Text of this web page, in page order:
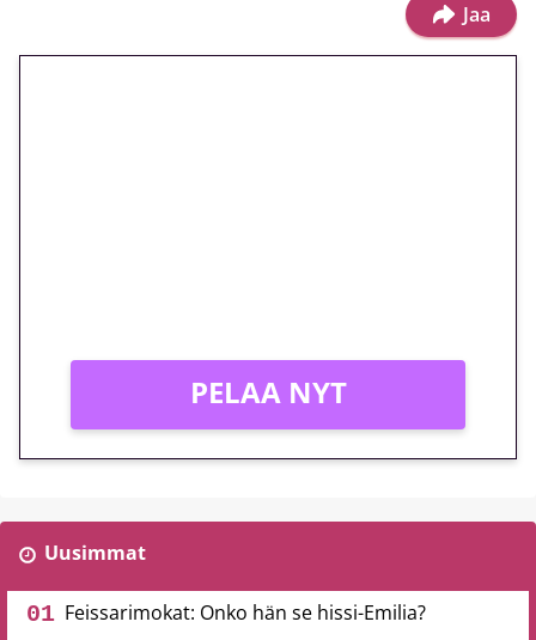
Jaa
PELAA NYT
Uusimmat
Feissarimokat: Onko hän se hissi-Emilia?